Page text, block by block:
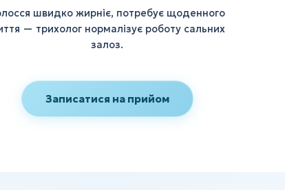
швидко жирніє, потребує щоденного
— трихолог нормалізує роботу сальних
залоз.
Записатися на прийом